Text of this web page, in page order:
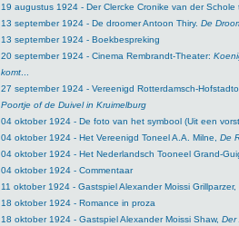
19 augustus 1924 - Der Clercke Cronike van der
13 september 1924 - De droomer Antoon Thiry. De
13 september 1924 - Boekbespreking
20 september 1924 - Cinema Rembrandt-Theater:
komt
27 september 1924 - Vereenigd Rotterdamsch-
Poortje of de Duivel in Kruimelburg
04 oktober 1924 - De foto van het symbool (Uit een
04 oktober 1924 - Het Vereenigd Toneel A.A. Milne, De
04 oktober 1924 - Het Nederlandsch Tooneel Grand-
04 oktober 1924 - Commentaar
11 oktober 1924 - Gastspiel Alexander Moissi Grillparzer,
18 oktober 1924 - Romance in proza
18 oktober 1924 - Gastspiel Alexander Moissi Shaw, Der